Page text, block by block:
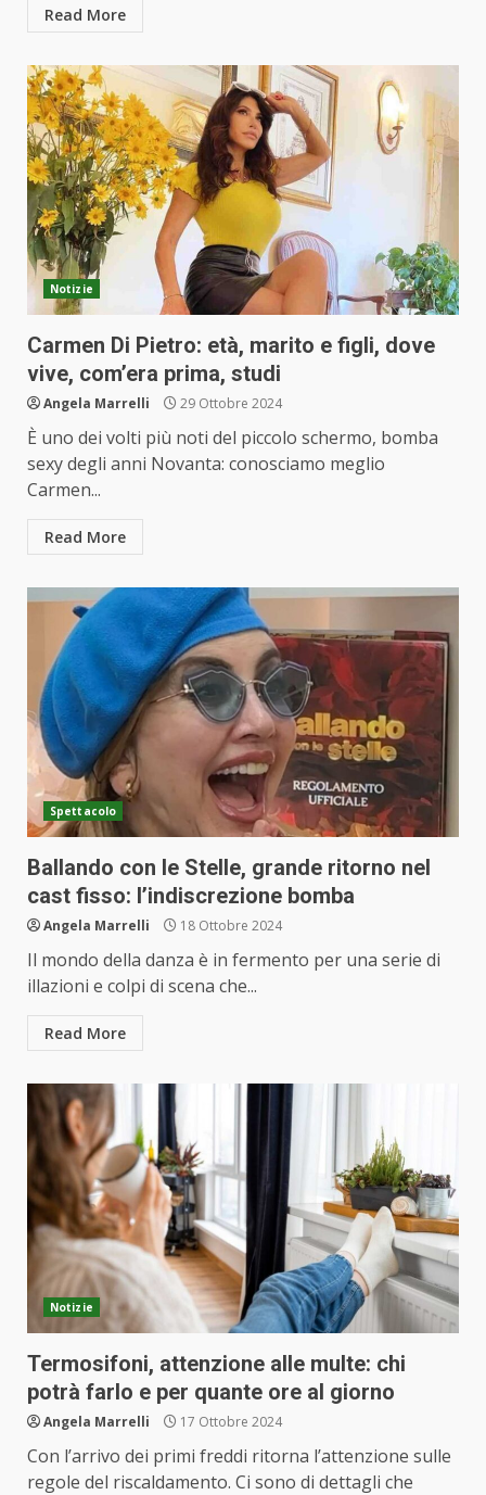
Read More
Notizie
Carmen Di Pietro: età, marito e figli, dove
vive, com’era prima, studi
Angela Marrelli 29 Ottobre 2024
È uno dei volti più noti del piccolo schermo, bomba
sexy degli anni Novanta: conosciamo meglio
Carmen...
Read More
Spettacolo
Ballando con le Stelle, grande ritorno nel
cast fisso: l’indiscrezione bomba
Angela Marrelli 18 Ottobre 2024
Il mondo della danza è in fermento per una serie di
illazioni e colpi di scena che...
Read More
Notizie
Termosifoni, attenzione alle multe: chi
potrà farlo e per quante ore al giorno
Angela Marrelli 17 Ottobre 2024
Con l’arrivo dei primi freddi ritorna l’attenzione sulle
regole del riscaldamento. Ci sono di dettagli che